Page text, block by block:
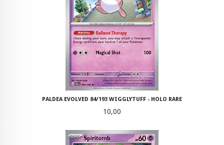
PALDEA EVOLVED 84/193 WIGGLYTUFF - HOLO RARE
Pris
10,00